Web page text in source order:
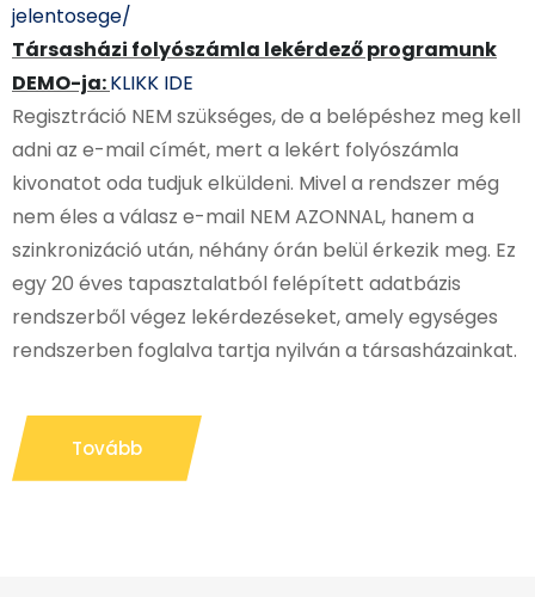
jelentosege/
Társasházi folyószámla lekérdező programunk
DEMO-ja:KLIKK IDE
Regisztráció NEM szükséges, de a belépéshez meg kell
adni az e-mail címét, mert a lekért folyószámla
kivonatot oda tudjuk elküldeni. Mivel a rendszer még
nem éles a válasz e-mail NEM AZONNAL, hanem a
szinkronizáció után, néhány órán belül érkezik meg. Ez
egy 20 éves tapasztalatból felépített adatbázis
rendszerből végez lekérdezéseket, amely egységes
rendszerben foglalva tartja nyilván a társasházainkat.
Tovább